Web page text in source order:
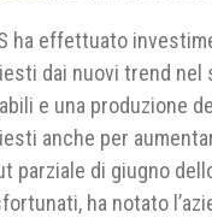
ha effettuato
dai nuovi trend
e una produzione
anche per
parziale di giugno
ha notato